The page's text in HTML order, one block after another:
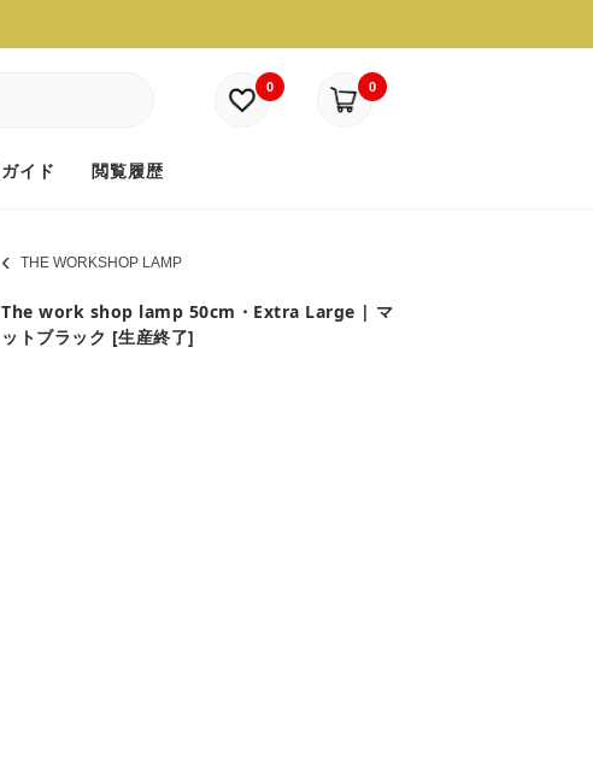
0 0
イド 閲覧履歴
THE WORKSHOP LAMP
The work shop lamp 50cm・Extra Large | マ
ットブラック [生産終了]